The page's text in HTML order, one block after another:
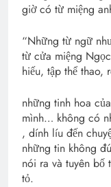
giờ có từ miệng
“Những từ ngữ
từ cửa miệng
hiếu, tập thể thao,
những tinh hoa
mình… không có
, dính líu đến
những tin không
nói ra và tuyên bố
tỏ.